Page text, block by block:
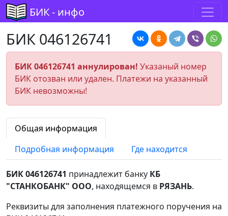
БИК - инфо
БИК 046126741
БИК 046126741 аннулирован! Указаный номер
БИК отозван или удален. Платежи на указанный
БИК невозможны!
Общая информация
Подробная информация
Где находится
БИК 046126741 принадлежит банку КБ
"СТАНКОБАНК" ООО, находящемся в РЯЗАНЬ.
Реквизиты для заполнения платежного поручения на